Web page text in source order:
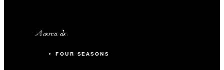
Acerca de
FOUR SEASONS